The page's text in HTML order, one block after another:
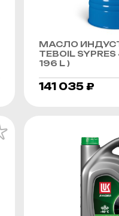
МАСЛО
TEBOIL
196 L )
141 035 ₽